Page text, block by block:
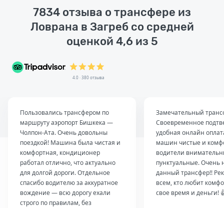
7834 отзыва о трансфере из
Ловрана в Загреб со средней
оценкой 4,6 из 5
4.0 · 380 отзыва
Пользовались трансфером по
маршруту аэропорт Бишкека —
Чолпон-Ата. Очень довольны
поездкой! Машина была чистая и
комфортная, кондиционер
работал отлично, что актуально
для долгой дороги. Отдельное
спасибо водителю за аккуратное
вождение — всю дорогу ехали
строго по правилам, без
Замечательный
Своевременное
удобная онлайн
машин чистые и
водители
пунктуальные. Очень
данный трансфер!!
всем, кто любит
свое время и деньги!